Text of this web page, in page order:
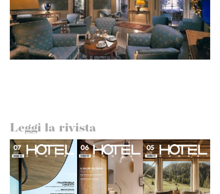
Leggi la rivista